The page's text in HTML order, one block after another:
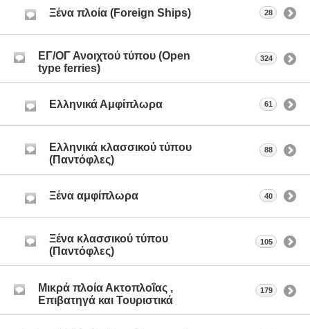
Ξένα πλοία (Foreign Ships) 28
ΕΓ/ΟΓ Ανοιχτού τύπου (Open
type ferries)
324
Ελληνικά Αμφίπλωρα 61
Ελληνικά κλασσικού τύπου
(Παντόφλες)
88
Ξένα αμφίπλωρα 40
Ξένα κλασσικού τύπου
(Παντόφλες)
105
Μικρά πλοία Ακτοπλοΐας ,
Επιβατηγά και Τουριστικά
179